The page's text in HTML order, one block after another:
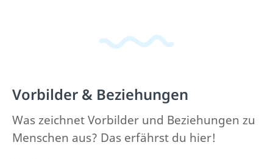
Vorbilder & Beziehungen
Was zeichnet Vorbilder und Beziehungen zu
Menschen aus? Das erfährst du hier!